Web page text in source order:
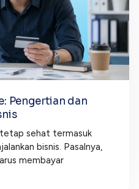
Pengertian dan
sehat termasuk
bisnis. Pasalnya,
membayar